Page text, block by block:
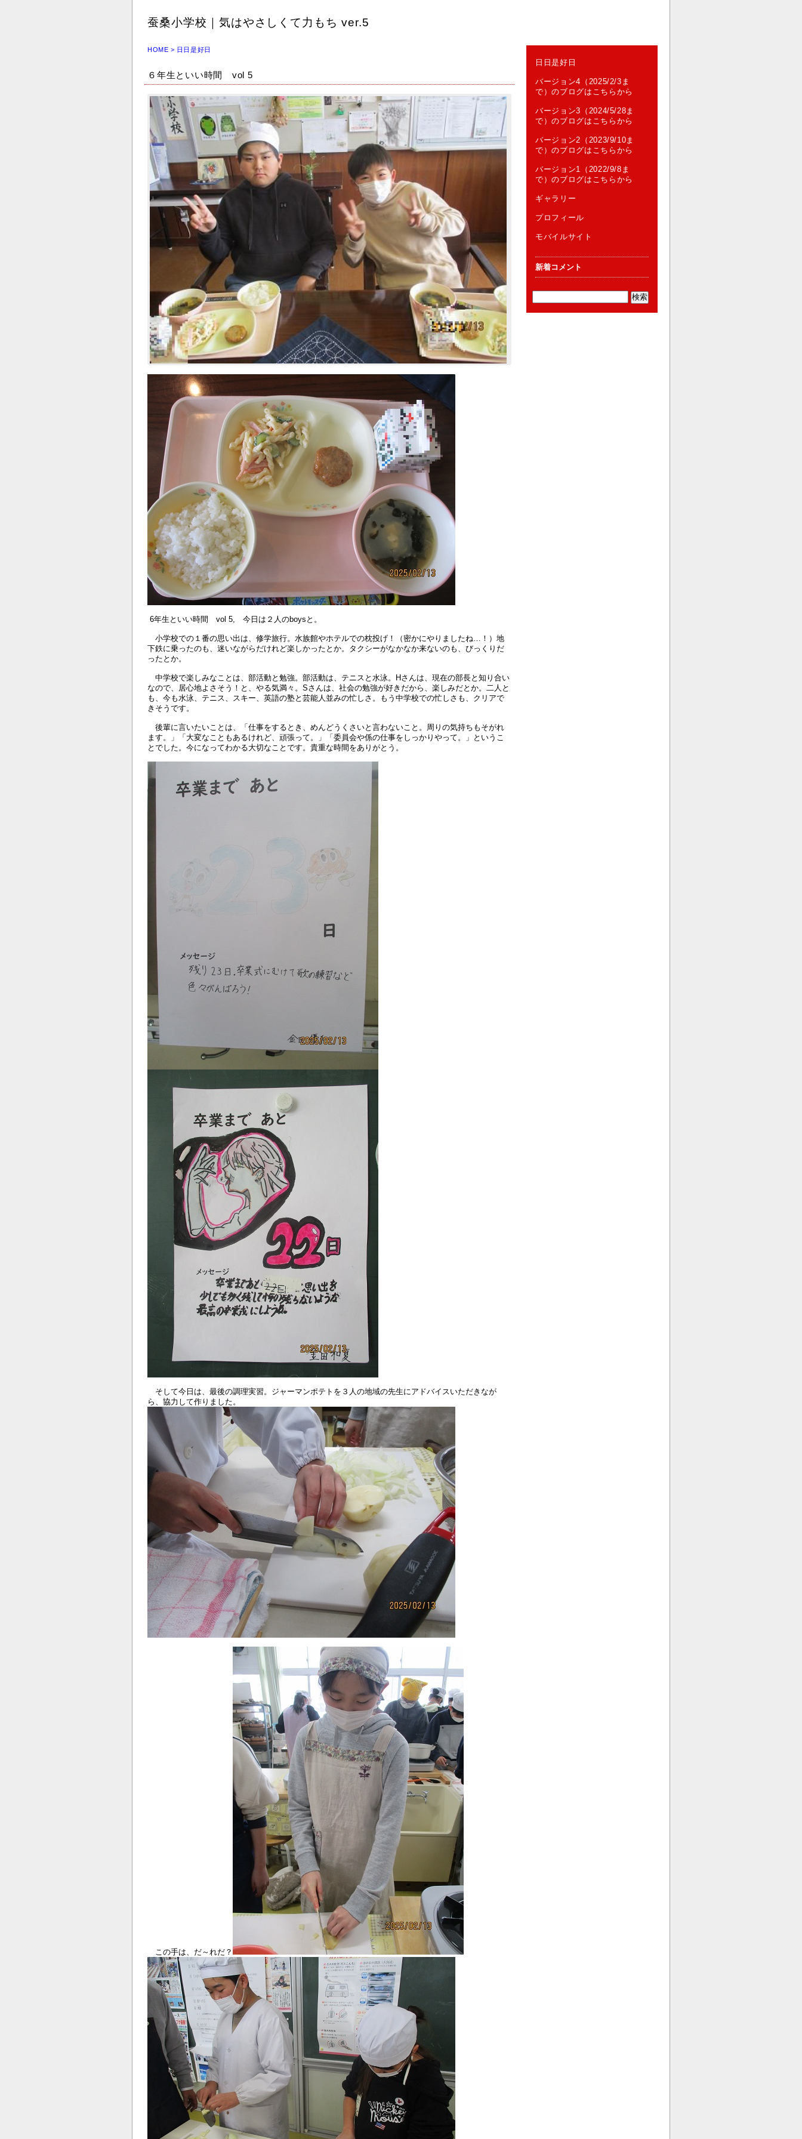
蚕桑小学校｜気はやさしくて力もち ver.5
HOME > 日日是好日
６年生といい時間 vol 5
6年生といい時間 vol 5, 今日は２人のboysと。
小学校での１番の思い出は、修学旅行。水族館やホテルでの枕投げ！（密かにやりましたね…！）地
下鉄に乗ったのも、迷いながらだけれど楽しかったとか。タクシーがなかなか来ないのも、びっくりだ
ったとか。
中学校で楽しみなことは、部活動と勉強。部活動は、テニスと水泳。Hさんは、現在の部長と知り合い
なので、居心地よさそう！と、やる気満々。Sさんは、社会の勉強が好きだから、楽しみだとか。二人と
も、今も水泳、テニス、スキー、英語の塾と芸能人並みの忙しさ。もう中学校での忙しさも、クリアで
きそうです。
後輩に言いたいことは、「仕事をするとき、めんどうくさいと言わないこと。周りの気持ちもそがれ
ます。」「大変なこともあるけれど、頑張って。」「委員会や係の仕事をしっかりやって。」というこ
とでした。今になってわかる大切なことです。貴重な時間をありがとう。
そして今日は、最後の調理実習。ジャーマンポテトを３人の地域の先生にアドバイスいただきなが
ら、協力して作りました。
この手は、だ～れだ？
日日是好日
バージョン4（2025/2/3ま
で）のブログはこちらから
バージョン3（2024/5/28ま
で）のブログはこちらから
バージョン2（2023/9/10ま
で）のブログはこちらから
バージョン1（2022/9/8ま
で）のブログはこちらから
ギャラリー
プロフィール
モバイルサイト
新着コメント